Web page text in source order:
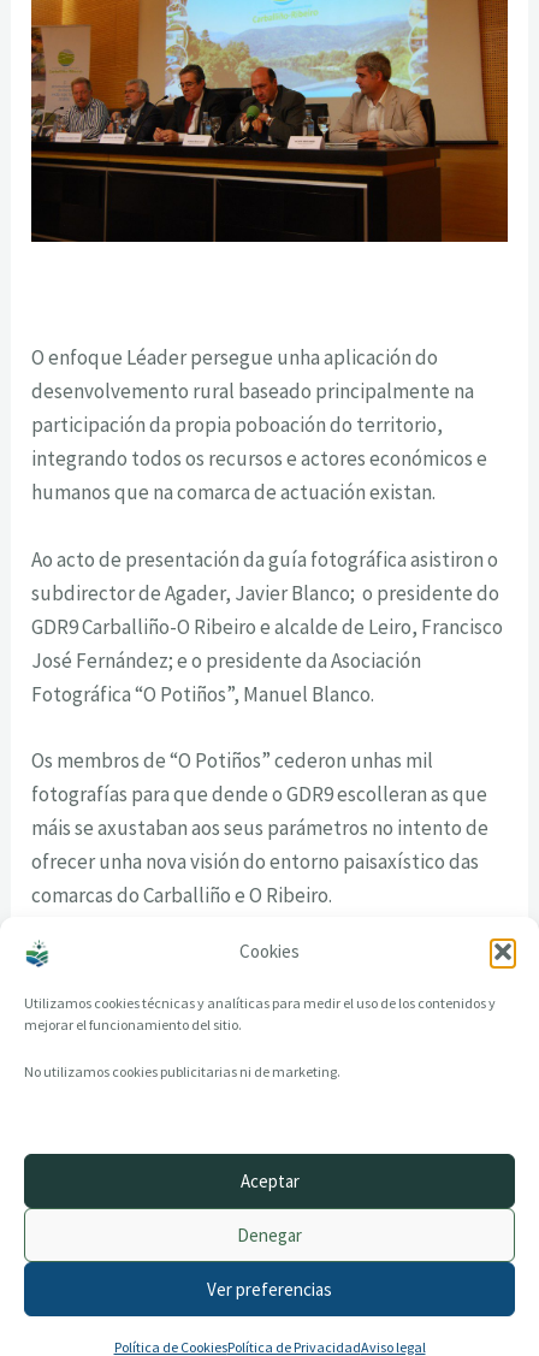
Cookies
Utilizamos cookies técnicas y analíticas para medir el uso de los contenidos y
mejorar el funcionamiento del sitio.
No utilizamos cookies publicitarias ni de marketing.
Aceptar
Denegar
Ver preferencias
Política de CookiesPolítica de PrivacidadAviso legal
O enfoque Léader persegue unha aplicación do
desenvolvemento rural baseado principalmente na
participación da propia poboación do territorio,
integrando todos os recursos e actores económicos e
humanos que na comarca de actuación existan.
Ao acto de presentación da guía fotográfica asistiron o
subdirector de Agader, Javier Blanco; o presidente do
GDR9 Carballiño-O Ribeiro e alcalde de Leiro, Francisco
José Fernández; e o presidente da Asociación
Fotográfica “O Potiños”, Manuel Blanco.
Os membros de “O Potiños” cederon unhas mil
fotografías para que dende o GDR9 escolleran as que
máis se axustaban aos seus parámetros no intento de
ofrecer unha nova visión do entorno paisaxístico das
comarcas do Carballiño e O Ribeiro.
© 2014–2026 creandotuprovincia.es · Todos los derechos reservados
Política de Cookies
Archivo histórico